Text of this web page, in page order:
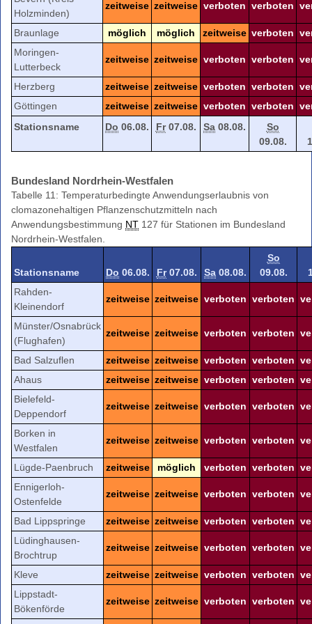
Holzminden)
zeitweise zeitweise verboten verboten
Braunlage möglich möglich zeitweise verboten
Moringen-
Lutterbeck
zeitweise zeitweise verboten verboten
Herzberg zeitweise zeitweise verboten verboten
Göttingen
zeitweise zeitweise verboten verboten
Stationsname
Do 06.08. Fr07.08. Sa 08.08.
So
09.08.
Bundesland Nordrhein-Westfalen
Tabelle 11: Temperaturbedingte Anwendungserlaubnis von
clomazonehaltigen Pflanzenschutzmitteln nach
Anwendungsbestimmung NT 127 für Stationen im Bundesland
Nordrhein-Westfalen.
Stationsname Do 06.08. Fr07.08. Sa 08.08.
So
09.08.
Rahden-
Kleinendorf
zeitweise zeitweise verboten verboten
Münster/Osnabrück
(Flughafen)
zeitweise zeitweise verboten verboten
Bad Salzuflen zeitweise zeitweise verboten verboten
Ahaus
zeitweise zeitweise verboten verboten
Bielefeld-
Deppendorf
zeitweise zeitweise verboten verboten
Borken in
Westfalen
zeitweise zeitweise verboten verboten
Lügde-Paenbruch zeitweise möglich verboten verboten
Ennigerloh-
Ostenfelde
zeitweise zeitweise verboten verboten
Bad Lippspringe zeitweise zeitweise verboten verboten
Lüdinghausen-
Brochtrup
zeitweise zeitweise verboten verboten
Kleve zeitweise zeitweise verboten verboten
Lippstadt-
Bökenförde
zeitweise zeitweise verboten verboten